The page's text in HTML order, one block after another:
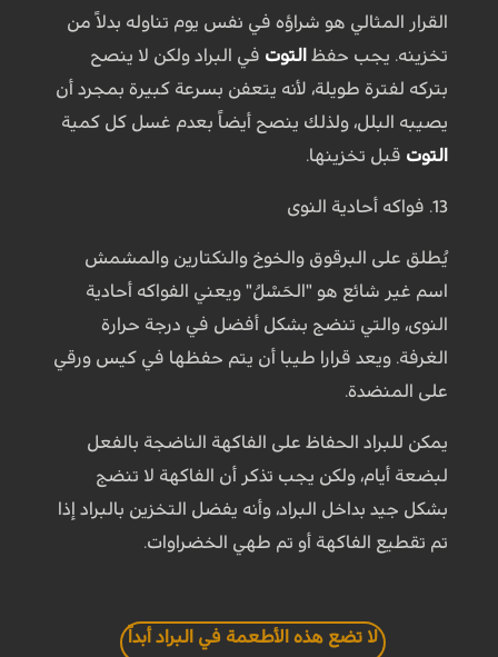
القرار المثالي هو شراؤه في نفس يوم تناوله بدلاً من
تخزينه. يجب حفظ التوت في البراد ولكن لا ينصح
بتركه لفترة طويلة، لأنه يتعفن بسرعة كبيرة بمجرد أن
يصيبه البلل، ولذلك ينصح أيضاً بعدم غسل كل كمية
التوت قبل تخزينها.
13. فواكه أحادية النوى
يُطلق على البرقوق والخوخ والنكتارين والمشمش
اسم غير شائع هو "الحَسْلُ" ويعني الفواكه أحادية
النوى، والتي تنضج بشكل أفضل في درجة حرارة
الغرفة. ويعد قرارا طيبا أن يتم حفظها في كيس ورقي
على المنضدة.
يمكن للبراد الحفاظ على الفاكهة الناضجة بالفعل
لبضعة أيام، ولكن يجب تذكر أن الفاكهة لا تنضج
بشكل جيد بداخل البراد، وأنه يفضل التخزين بالبراد إذا
تم تقطيع الفاكهة أو تم طهي الخضراوات.
لا تضع هذه الأطعمة في البراد أبداً